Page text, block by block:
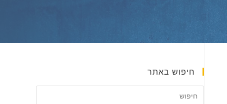
חיפוש באתר